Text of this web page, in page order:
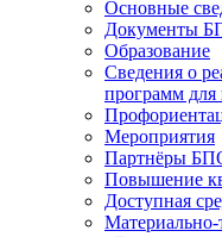
Основные
Документы
Образование
Сведения о
программ
Мероприятия
Партнёры
Повышение
Доступная
Материально-